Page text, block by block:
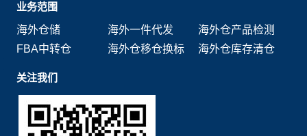
业务范围
海外仓储
海外一件代发
海外仓产品检测
FBA中转仓
海外仓移仓换标 海外仓库存清仓
关注我们